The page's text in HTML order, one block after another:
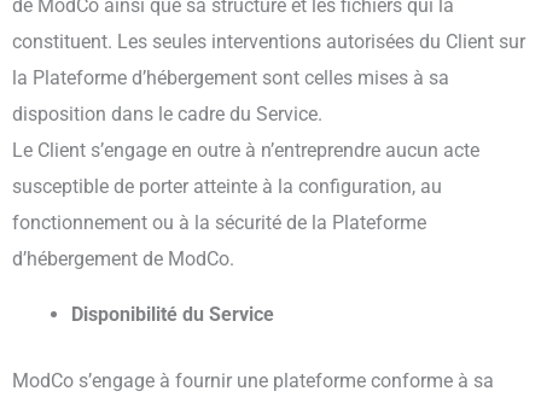
de ModCo ainsi que sa structure et les fichiers qui la
constituent. Les seules interventions autorisées du Client sur
la Plateforme d’hébergement sont celles mises à sa
disposition dans le cadre du Service.
Le Client s’engage en outre à n’entreprendre aucun acte
susceptible de porter atteinte à la configuration, au
fonctionnement ou à la sécurité de la Plateforme
d’hébergement de ModCo.
Disponibilité du Service
ModCo s’engage à fournir une plateforme conforme à sa